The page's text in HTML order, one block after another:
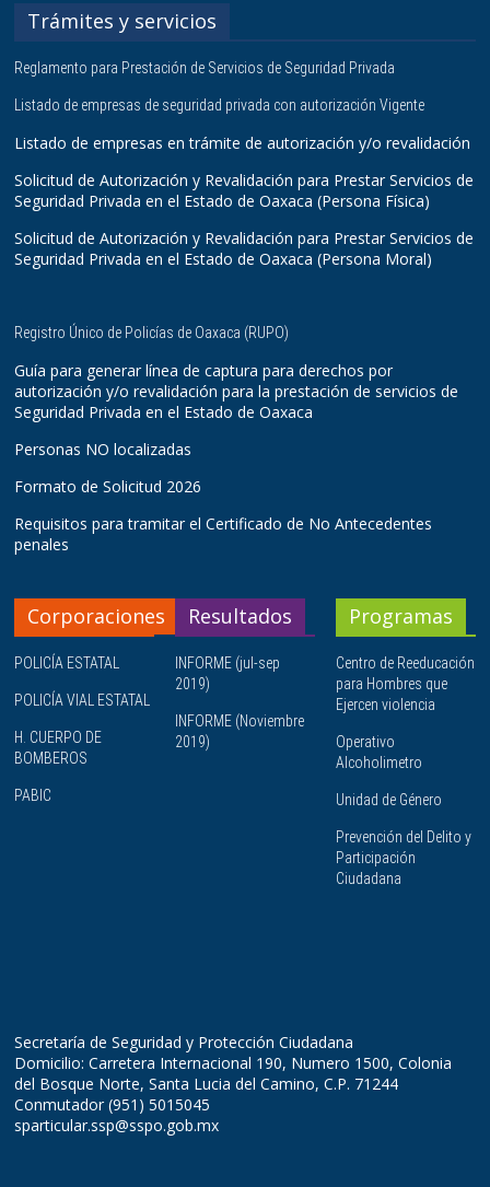
Trámites y servicios
Reglamento para Prestación de Servicios de Seguridad Privada
Listado de empresas de seguridad privada con autorización Vigente
Listado de empresas en trámite de autorización y/o revalidación
Solicitud de Autorización y Revalidación para Prestar Servicios de
Seguridad Privada en el Estado de Oaxaca (Persona Física)
Solicitud de Autorización y Revalidación para Prestar Servicios de
Seguridad Privada en el Estado de Oaxaca (Persona Moral)
Registro Único de Policías de Oaxaca (RUPO)
Guía para generar línea de captura para derechos por
autorización y/o revalidación para la prestación de servicios de
Seguridad Privada en el Estado de Oaxaca
Personas NO localizadas
Formato de Solicitud 2026
Requisitos para tramitar el Certificado de No Antecedentes
penales
Corporaciones
POLICÍA ESTATAL
POLICÍA VIAL ESTATAL
H. CUERPO DE
BOMBEROS
PABIC
Resultados
INFORME (jul-sep
2019)
INFORME (Noviembre
2019)
Programas
Centro de Reeducación
para Hombres que
Ejercen violencia
Operativo
Alcoholimetro
Unidad de Género
Prevención del Delito y
Participación
Ciudadana
Secretaría de Seguridad y Protección Ciudadana
Domicilio: Carretera Internacional 190, Numero 1500, Colonia
del Bosque Norte, Santa Lucia del Camino, C.P. 71244
Conmutador (951) 5015045
sparticular.ssp@sspo.gob.mx